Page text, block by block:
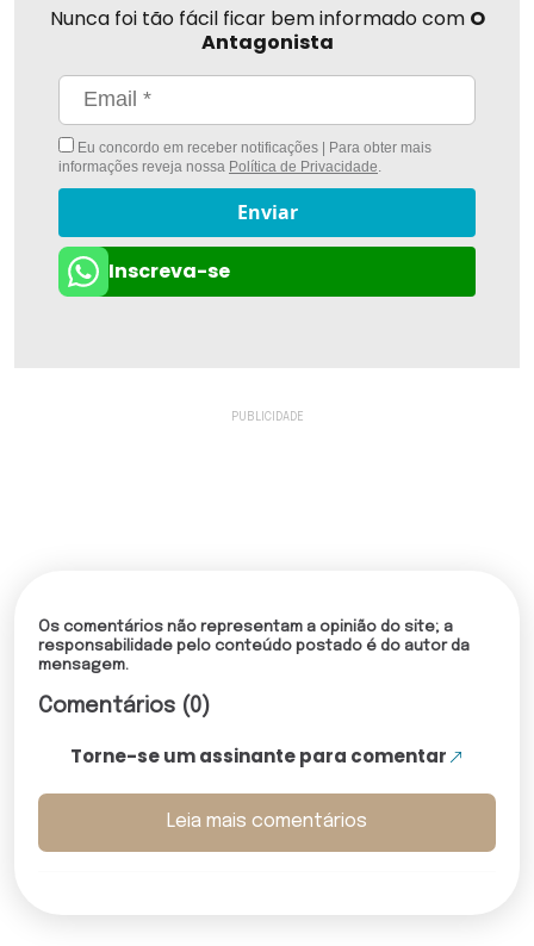
Nunca foi tão fácil ficar bem informado com O
Antagonista
Eu concordo em receber notificações | Para obter mais
informações reveja nossa Política de Privacidade.
Enviar
Inscreva-se
Os comentários não representam a opinião do site; a
responsabilidade pelo conteúdo postado é do autor da
mensagem.
Comentários (0)
Torne-se um assinante para comentar
Leia mais comentários